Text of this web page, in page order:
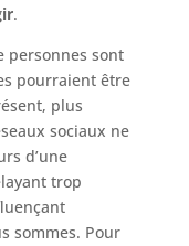
.
personnes sont
pourraient être
plus
sociaux ne
d’une
trop
sommes. Pour